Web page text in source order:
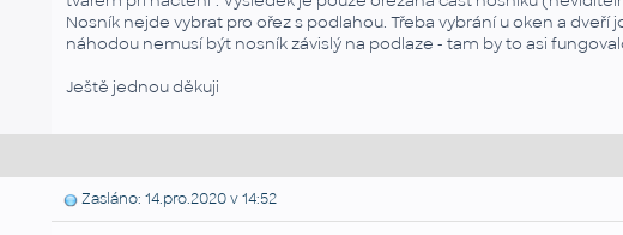
Nosník nejde vybrat pro ořez s podlahou. Třeba vybrání u oken a
náhodou nemusí být nosník závislý na podlaze - tam by to asi
Ještě jednou děkuji
Zasláno: 14.pro.2020 v 14:52